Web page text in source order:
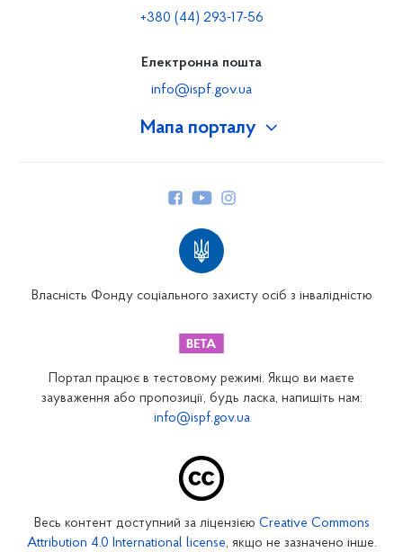
Мапа порталу
Закарпатське відділення
Запорізьке відділення
Кіровоградське відділення
+380 (44) 293-17-56
Електронна пошта
info@ispf.gov.ua
Власність Фонду соціального захисту осіб з інвалідністю
Портал працює в тестовому режимі. Якщо ви маєте
зауваження або пропозиції, будь ласка, напишіть нам:
info@ispf.gov.ua
Весь контент доступний за ліцензією Creative Commons
Attribution 4.0 International license, якщо не зазначено інше.